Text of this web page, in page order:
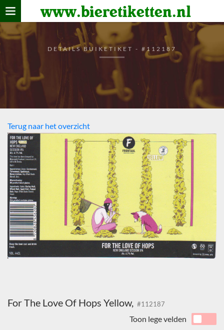
www.bieretiketten.nl
Home
verzamelen
De bierkaart
Bezoekers
DETAILS BUIKETIKET - #112187
Terug naar het overzicht
For The Love Of Hops Yellow, #112187
Toon lege velden